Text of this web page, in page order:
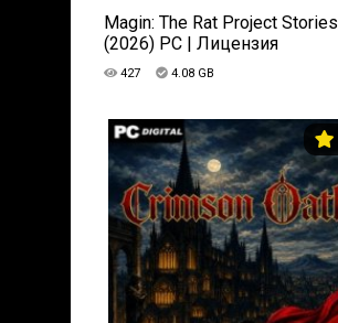
Magin: The Rat Project Stories
(2026) PC | Лицензия
427 4.08 GB